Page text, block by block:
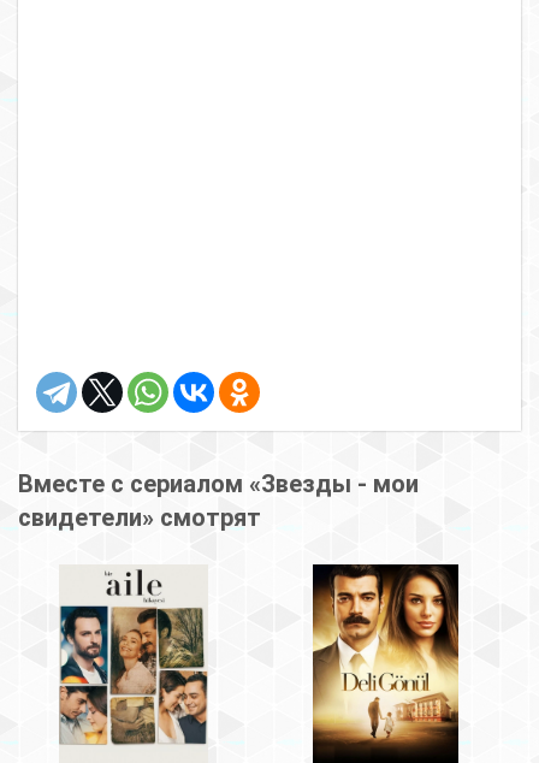
Вместе с сериалом «Звезды - мои
свидетели» смотрят